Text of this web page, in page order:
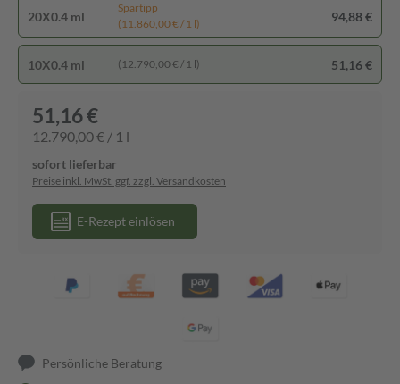
20X0.4 ml
Spartipp
(11.860,00 € / 1 l)
94,88 €
10X0.4 ml (12.790,00 € / 1 l) 51,16 €
51,16 €
12.790,00 € / 1 l
sofort lieferbar
Preise inkl. MwSt. ggf. zzgl. Versandkosten
E-Rezept einlösen
Persönliche Beratung